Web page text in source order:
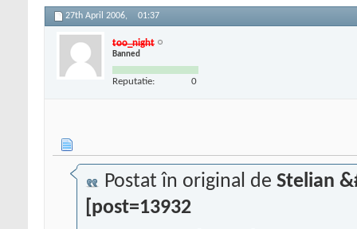
27th April 2006, 01:37
too_night
Banned
Reputatie: 0
Postat în original de Stelian
[post=13932